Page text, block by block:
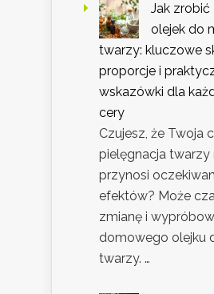
Jak
olejek do
twarzy: kluczowe
proporcje i
wskazówki dla
cery
Czujesz, że Twoja
pielęgnacja twarzy
przynosi
efektów? Może
zmianę i
domowego olejku
twarzy. …